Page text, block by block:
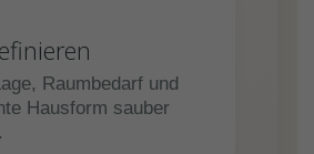
Raumbedarf und
Hausform sauber